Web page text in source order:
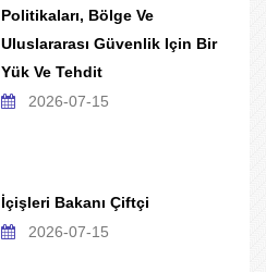
Politikaları, Bölge Ve
Uluslararası Güvenlik Için Bir
Yük Ve Tehdit
2026-07-15
İçişleri Bakanı Çiftçi
2026-07-15